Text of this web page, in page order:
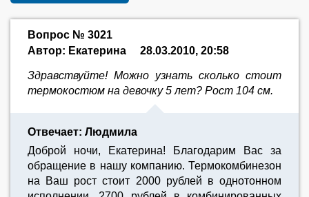
Вопрос № 3021
Автор: Екатерина
28.03.2010, 20:58
Здравствуйте! Можно узнать сколько стоит
термокостюм на девочку 5 лет? Рост 104 см.
Отвечает: Людмила
Доброй ночи, Екатерина! Благодарим Вас за
обращение в нашу компанию. Термокомбинезон
на Ваш рост стоит 2000 рублей в однотонном